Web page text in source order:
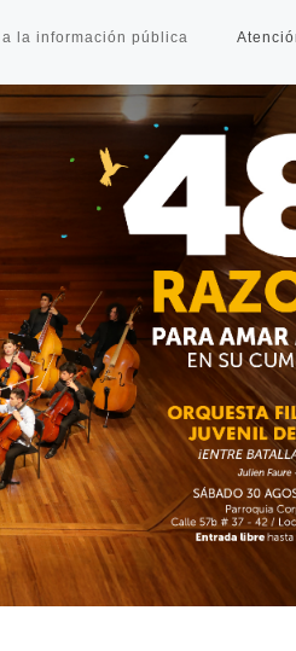
la información pública